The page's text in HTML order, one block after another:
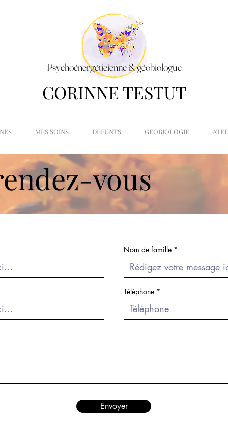
Psychoénergéticienne & géobiologue
CORINNE TESTUT
MES SOINS DEFUNTS GEOBIOLOGIE
vous
Nom de famille
Téléphone
Envoyer